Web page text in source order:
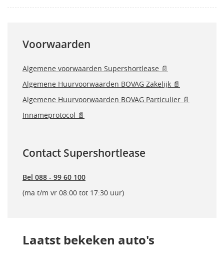
Voorwaarden
Algemene voorwaarden Supershortlease 📄
Algemene Huurvoorwaarden BOVAG Zakelijk 📄
Algemene Huurvoorwaarden BOVAG Particulier 📄
Innameprotocol 📄
Contact Supershortlease
Bel 088 - 99 60 100
(ma t/m vr 08:00 tot 17:30 uur)
Laatst bekeken auto's